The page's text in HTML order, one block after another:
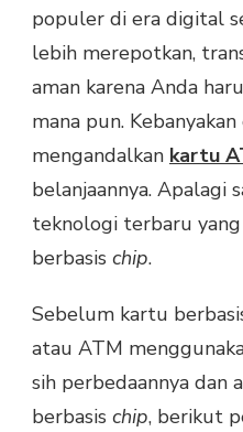
populer di era digital
lebih merepotkan,
aman karena Anda
mana pun.
mengandalkan kartu
belanjaannya. Apalagi
teknologi terbaru
berbasis chip.
Sebelum kartu
atau ATM
sih perbedaannya dan
berbasis chip, berikut